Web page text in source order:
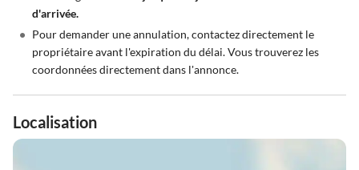
d'arrivée.
• Pour demander une annulation, contactez directement le
propriétaire avant l'expiration du délai. Vous trouverez les
coordonnées directement dans l'annonce.
Localisation